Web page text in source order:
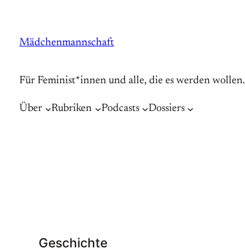
springen
Mädchenmannschaft
Für Feminist*innen und alle, die es werden wollen.
Über Rubriken Podcasts Dossiers
Geschichte